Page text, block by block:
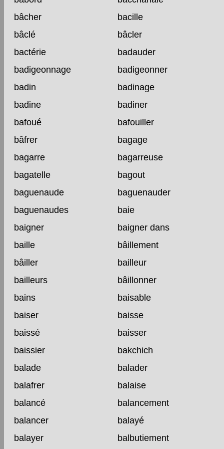
bâcher
bacille
bâclé
bâcler
bactérie
badauder
badigeonnage
badigeonner
badin
badinage
badine
badiner
bafoué
bafouiller
bâfrer
bagage
bagarre
bagarreuse
bagatelle
bagout
baguenaude
baguenauder
baguenaudes
baie
baigner
baigner dans
baille
bâillement
bâiller
bailleur
bailleurs
bâillonner
bains
baisable
baiser
baisse
baissé
baisser
baissier
bakchich
balade
balader
balafrer
balaise
balancé
balancement
balancer
balayé
balayer
balbutiement